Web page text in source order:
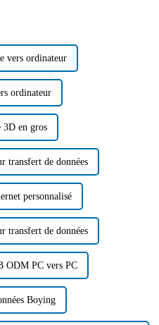
vers ordinateur
ordinateur
3D en gros
transfert de données
personnalisé
transfert de données
ODM PC vers PC
Boying